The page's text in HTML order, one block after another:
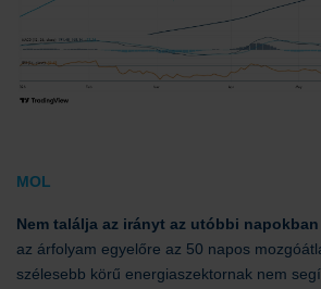
MOL
Nem találja az irányt az utóbbi
az árfolyam egyelőre az 50 napos
szélesebb körű energiaszektornak nem